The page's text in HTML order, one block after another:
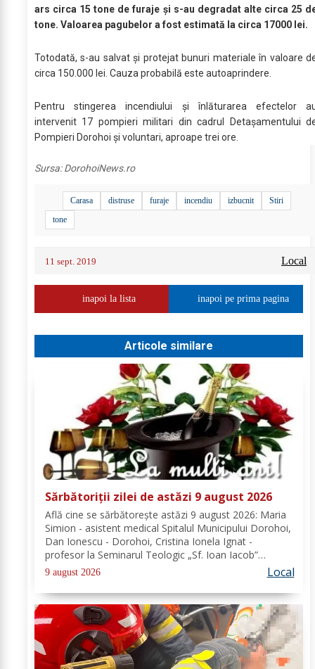
ars circa 15 tone de furaje și s-au degradat alte circa 25
tone. Valoarea pagubelor a fost estimată la circa 17000 lei.
Totodată, s-au salvat și protejat bunuri materiale în valoare
circa 150.000 lei. Cauza probabilă este autoaprindere.
Pentru stingerea incendiului și înlăturarea efectelor
intervenit 17 pompieri militari din cadrul Detașamentului
Pompieri Dorohoi și voluntari, aproape trei ore.
Sursa:DorohoiNews.ro
Carasa distruse furaje incendiu izbucnit
Stiri
tone
11 sept. 2019 Local
inapoi la lista inapoi pe prima pagina
Articole similare
Sărbătoriții zilei de astăzi 9 august 2026
Află cine se sărbătoreşte astăzi 9 august 2026: Maria
Simion - asistent medical Spitalul Municipului Dorohoi,
Dan Ionescu - Dorohoi, Cristina Ionela Ignat -
profesor la Seminarul Teologic „Sf. Ioan Iacob”
Dorohoi, Ana-Maria Ojog - profesor- consilier
educativ Școala Gimnazială Nr. 1 Dumeni, Mihai...
9 august 2026 Local